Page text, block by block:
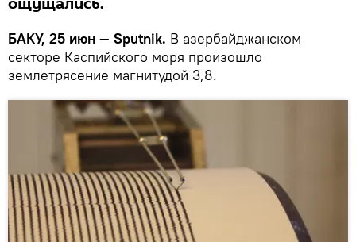
БАКУ, 25 июн — Sputnik. В азербайджанском
секторе Каспийского моря произошло
землетрясение магнитудой 3,8.